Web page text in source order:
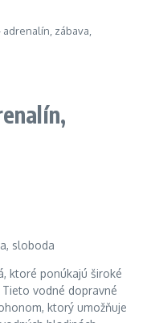
zábava,
ktoré ponúkajú široké
vodné dopravné
ktorý umožňuje